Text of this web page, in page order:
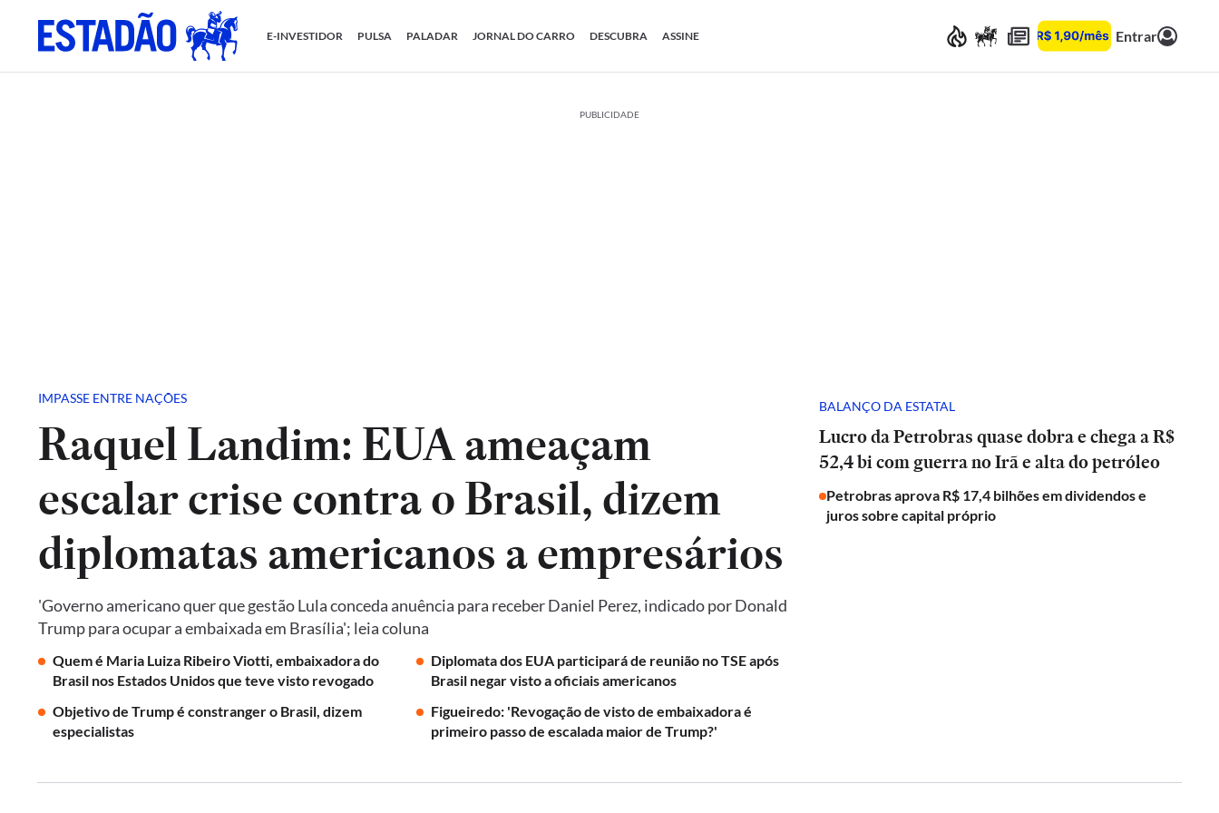
E-INVESTIDOR PULSA PALADAR JORNAL DO CARRO DESCUBRA ASSINE Entrar
PUBLICIDADE
IMPASSE ENTRE NAÇÕES
Raquel Landim: EUA ameaçam
escalar crise contra o Brasil, dizem
diplomatas americanos a empresários
'Governo americano quer que gestão Lula conceda anuência para receber Daniel Perez, indicado por Donald
Trump para ocupar a embaixada em Brasília'; leia coluna
Quem é Maria Luiza Ribeiro Viotti, embaixadora do
Brasil nos Estados Unidos que teve visto revogado
Diplomata dos EUA participará de reunião no TSE após
Brasil negar visto a oficiais americanos
Objetivo de Trump é constranger o Brasil, dizem
especialistas
Figueiredo: 'Revogação de visto de embaixadora é
primeiro passo de escalada maior de Trump?'
BALANÇO DA ESTATAL
Lucro da Petrobras quase dobra e chega a R$
52,4 bi com guerra no Irã e alta do petróleo
Petrobras aprova R$ 17,4 bilhões em dividendos e
juros sobre capital próprio